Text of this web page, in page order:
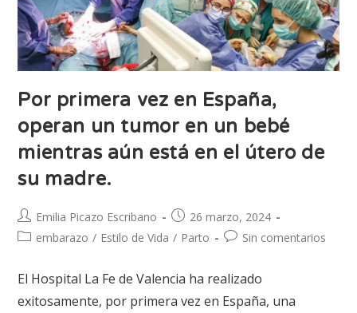
Por primera vez en España,
operan un tumor en un bebé
mientras aún está en el útero de
su madre.
Emilia Picazo Escribano
26 marzo, 2024
embarazo / Estilo de Vida / Parto Sin comentarios
El Hospital La Fe de Valencia ha realizado
exitosamente, por primera vez en España, una